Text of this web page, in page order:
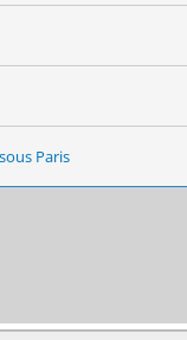
Paris